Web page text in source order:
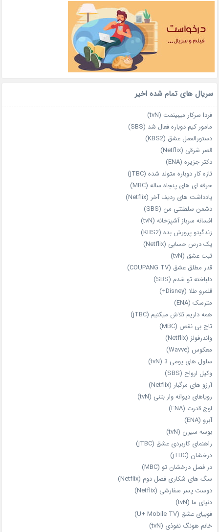
سریال های تمام شده اخیر
فردا سرکار میبینمت (tvN)
مامور کیم دوباره فعال شد (SBS)
دستورالعمل عشق (KBS2)
قصر شرقی (Netflix)
دکتر جزیره (ENA)
تازه‌ کار دوباره‌ متولد شده (jTBC)
حرفه‌ ای‌ های پنجاه‌ ساله (MBC)
یادداشت‌ های ردیف آخر (Netflix)
دشمن سلطنتی من (SBS)
افسانه سرباز آشپزخانه (tvN)
زندگیتو پرورش بده (KBS2)
یک درس حسابی (Netflix)
ثبت عشق (tvN)
قدر مطلق عشق (COUPANG TV)
دلباخته تو شدم (SBS)
قلمرو طلا (Disney+)
مترسک (ENA)
همه داریم تلاش میکنیم (jTBC)
تاج بی‌ نقص (MBC)
واندرفولز (Netflix)
معکوس (Wavve)
سلول های یومی 3 (tvN)
وکیل ارواح (SBS)
آرزو های مرگبار (Netflix)
رویاهای دیوانه‌ وار بتنی (tvN)
اوج قدرت (ENA)
آبرو (ENA)
بوسه سیرن (tvN)
راهنمای کاربردی عشق (jTBC)
درخشان (jTBC)
در فصل درخشان تو (MBC)
سگ های شکاری فصل دوم (Netflix)
دوست‌ پسر سفارشی (Netflix)
دنیای ما (tvN)
فوبیای عشق (U+ Mobile TV)
خانم هونگ نفوذی (tvN)